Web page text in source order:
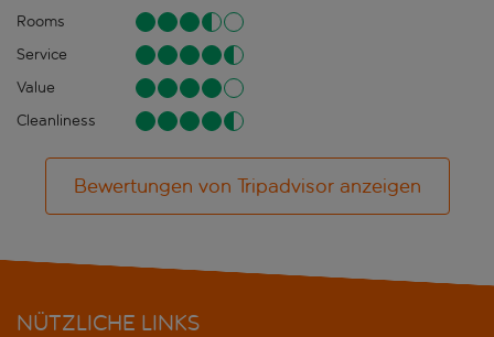
Rooms
Service
Value
Cleanliness
Bewertungen von Tripadvisor anzeigen
NÜTZLICHE LINKS